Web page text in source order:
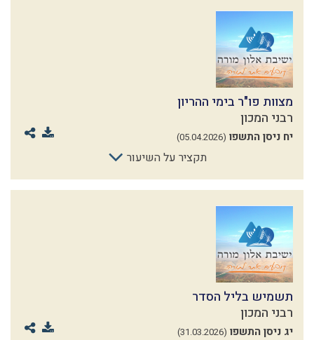
מצוות פו"ר בימי ההריון
רבני המכון
יח ניסן התשפו (05.04.2026)
תקציר על השיעור
תשמיש בליל הסדר
רבני המכון
יג ניסן התשפו (31.03.2026)